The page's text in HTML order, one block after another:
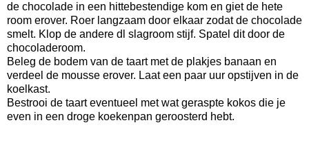
de chocolade in een hittebestendige kom en giet de hete
room erover. Roer langzaam door elkaar zodat de chocolade
smelt. Klop de andere dl slagroom stijf. Spatel dit door de
chocoladeroom.
Beleg de bodem van de taart met de plakjes banaan en
verdeel de mousse erover. Laat een paar uur opstijven in de
koelkast.
Bestrooi de taart eventueel met wat geraspte kokos die je
even in een droge koekenpan geroosterd hebt.